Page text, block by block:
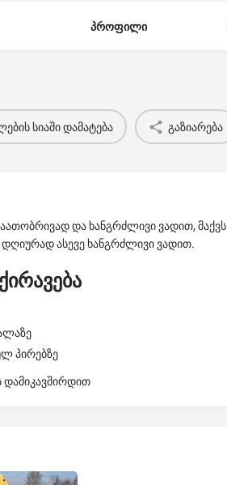
პროფილი
სიაში დამატება გაზიარება
და ხანგრძლივი ვადით, მაქვს
ასევე ხანგრძლივი ვადით.
პირებზე
დამიკავშირდით